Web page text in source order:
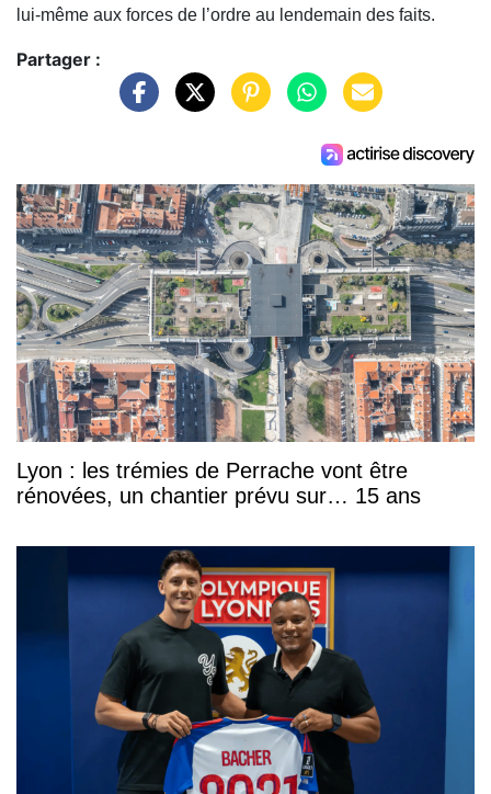
lui-même aux forces de l’ordre au lendemain des faits.
Partager :
Lyon : les trémies de Perrache vont être
rénovées, un chantier prévu sur… 15 ans